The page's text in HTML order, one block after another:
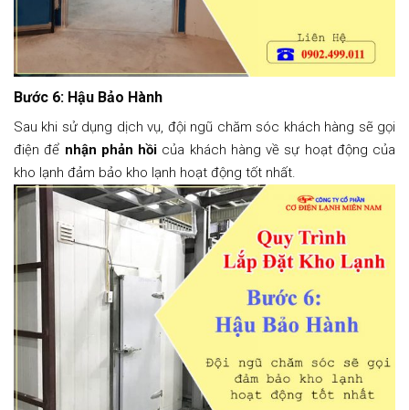
Bước 6: Hậu Bảo Hành
Sau khi sử dụng dịch vụ, đội ngũ chăm sóc khách hàng sẽ gọi
điện để nhận phản hồi của khách hàng về sự hoạt động của
kho lạnh đảm bảo kho lạnh hoạt động tốt nhất.